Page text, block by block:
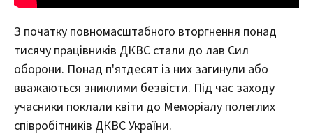
З початку повномасштабного вторгнення понад
тисячу працівників ДКВС стали до лав Сил
оборони. Понад п'ятдесят із них загинули або
вважаються зниклими безвісти. Під час заходу
учасники поклали квіти до Меморіалу полеглих
співробітників ДКВС України.